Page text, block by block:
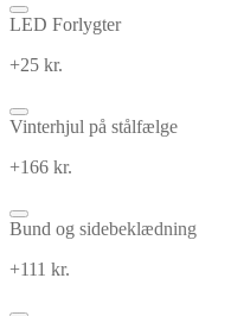
LED Forlygter
+25 kr.
Vinterhjul på stålfælge
+166 kr.
Bund og sidebeklædning
+111 kr.